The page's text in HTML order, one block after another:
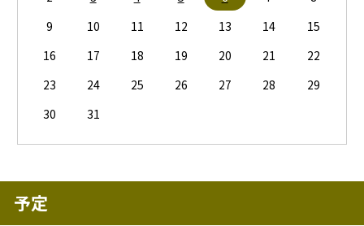
9
10 11 12 13 14
15
16
17 18 19 20 21
22
23
24 25 26 27 28
29
30
31
予定